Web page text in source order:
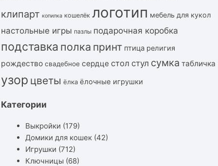
клипарт копилка кошелёк логотип мебель для кукол
настольные игры пазлы подарочная коробка
подставка полка принт птица религия
рождество свадебное сердце стол стул сумка табличка
узор цветы ёлка ёлочные игрушки
Категории
Выкройки (179)
Домики для кошек (42)
Игрушки (712)
Ключницы (68)